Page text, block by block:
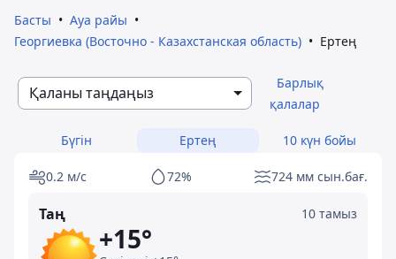
Басты
Ауа райы
Георгиевка (Восточно - Казахстанская область)
Ертең
Қаланы таңдаңыз
Барлық
қалалар
Бүгін Ертең 10 күн бойы
0.2 м/с 72% 724 мм сын.бағ.
Таң 10 тамыз
+15°